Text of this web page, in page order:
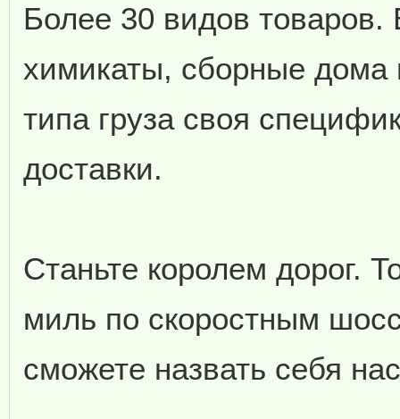
Более 30 видов
химикаты, сборные дома
типа груза своя
доставки.
Станьте королем дорог.
миль по скоростным
сможете назвать себя